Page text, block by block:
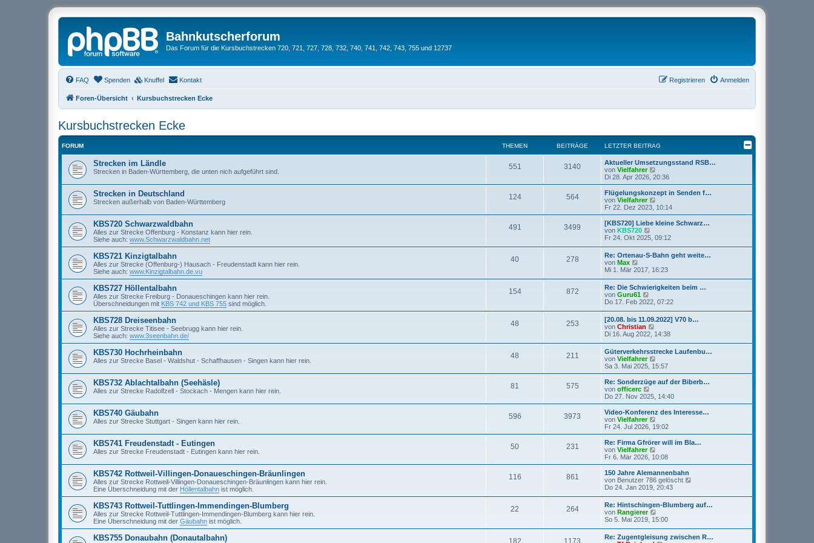
Bahnkutscherforum
Das Forum für die Kursbuchstrecken 720, 721, 727, 728, 732, 740, 741, 742, 743, 755 und 12737
FAQ Spenden Knuffel Kontakt Anmelden
Registrieren
Foren-Übersicht Kursbuchstrecken Ecke
Kursbuchstrecken Ecke
FORUM THEMEN BEITRÄGE LETZTER BEITRAG
Strecken im Ländle
Strecken in Baden-Württemberg, die unten nich aufgeführt sind.
551 3140
Aktueller Umsetzungsstand RSB…
von Vielfahrer
e
u
e
t
r
B
e
i
t
r
g
Di 28. Apr 2026, 20:36
Strecken in Deutschland
Strecken außerhalb von Baden-Württemberg
124 564
Flügelungskonzept in Senden f…
von Vielfahrer
e
u
e
t
r
B
i
t
r
g
Fr 22. Dez 2023, 10:14
KBS720 Schwarzwaldbahn
Alles zur Strecke Offenburg - Konstanz kann hier rein.
Siehe auch: www.Schwarzwaldbahn.net
491 3499
[KBS720] Liebe kleine Schwarz…
von KBS720
e
e
s
t
e
r
B
i
t
r
a
g
Fr 24. Okt 2025, 09:12
KBS721 Kinzigtalbahn
Alles zur Strecke (Offenburg-) Hausach - Freudenstadt kann hier rein.
Siehe auch: www.Kinzigtalbahn.de.vu
40 278
Re: Ortenau-S-Bahn geht weite…
von Max
e
e
s
t
e
r
B
e
i
t
r
a
g
Mi 1. Mär 2017, 16:23
KBS727 Höllentalbahn
Alles zur Strecke Freiburg - Donaueschingen kann hier rein.
Überschneidungen mit KBS 742 und KBS 755 sind möglich.
154 872
Re: Die Schwierigkeiten beim …
von Guru61
e
e
s
t
e
r
B
e
t
r
g
Do 17. Feb 2022, 07:22
KBS728 Dreiseenbahn
Alles zur Strecke Titisee - Seebrugg kann hier rein.
Siehe auch: www.3seenbahn.de/
48 253
[20.08. bis 11.09.2022] V70 b…
von Christian
e
s
t
e
r
B
i
t
r
a
g
Di 16. Aug 2022, 14:38
KBS730 Hochrheinbahn
Alles zur Strecke Basel - Waldshut - Schaffhausen - Singen kann hier rein.
48 211
Güterverkehrsstrecke Laufenbu…
von Vielfahrer
e
u
e
B
e
i
r
g
Sa 3. Mai 2025, 15:57
KBS732 Ablachtalbahn (Seehäsle)
Alles zur Strecke Radolfzell - Stockach - Mengen kann hier rein.
81 575
Re: Sonderzüge auf der Biberb…
von officerc
e
u
e
s
t
r
B
e
r
a
g
Do 27. Nov 2025, 14:40
KBS740 Gäubahn
Alles zur Strecke Stuttgart - Singen kann hier rein.
596 3973
Video-Konferenz des Interesse…
von Vielfahrer
e
u
e
t
B
e
i
t
r
g
Fr 24. Jul 2026, 19:02
KBS741 Freudenstadt - Eutingen
Alles zur Strecke Freudenstadt - Eutingen kann hier rein.
50 231
Re: Firma Gfrörer will im Bla…
von Vielfahrer
e
u
e
s
t
r
B
i
t
r
Fr 6. Mär 2026, 10:08
KBS742 Rottweil-Villingen-Donaueschingen-Bräunlingen
Alles zur Strecke Rottweil-Villingen-Donaueschingen-Bräunlingen kann hier rein.
Eine Überschneidung mit der Höllentalbahn ist möglich.
116 861
150 Jahre Alemannenbahn
von Benutzer 786 gelöscht
s
r
B
Do 24. Jan 2019, 20:43
KBS743 Rottweil-Tuttlingen-Immendingen-Blumberg
Alles zur Strecke Rottweil-Tuttlingen-Immendingen-Blumberg kann hier rein.
Eine Überschneidung mit der Gäubahn ist möglich.
22 264
Re: Hintschingen-Blumberg auf…
von Rangierer
e
s
So 5. Mai 2019, 15:00
KBS755 Donaubahn (Donautalbahn) 182 1173
Re: Zugentgleisung zwischen R…